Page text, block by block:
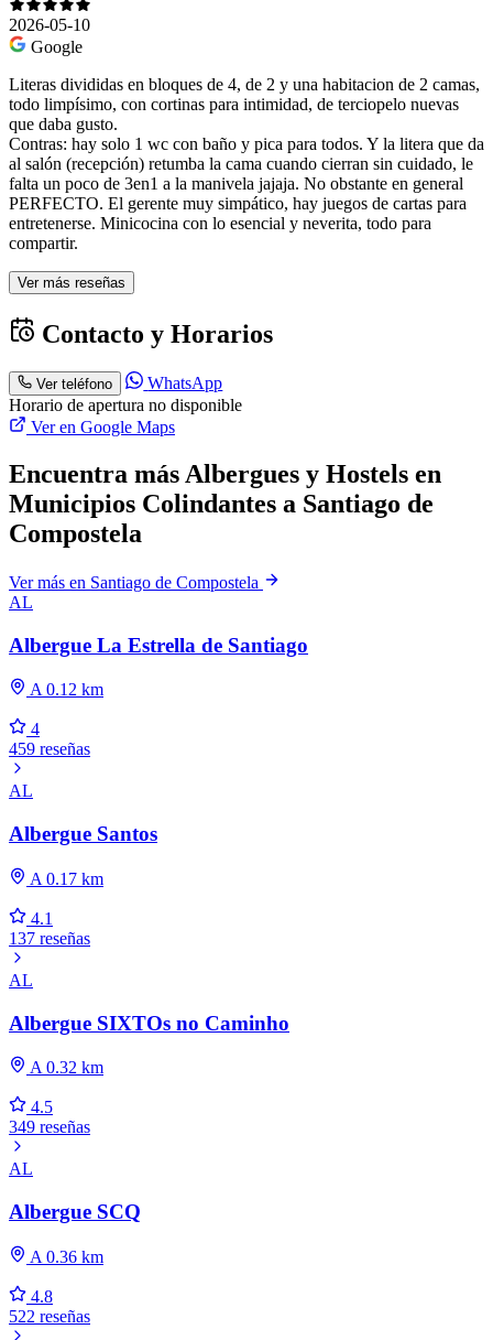
2026-05-10
Google
Literas divididas en bloques de 4, de 2 y una habitacion de 2 camas,
todo limpísimo, con cortinas para intimidad, de terciopelo nuevas
que daba gusto.
Contras: hay solo 1 wc con baño y pica para todos. Y la litera que da
al salón (recepción) retumba la cama cuando cierran sin cuidado, le
falta un poco de 3en1 a la manivela jajaja. No obstante en general
PERFECTO. El gerente muy simpático, hay juegos de cartas para
entretenerse. Minicocina con lo esencial y neverita, todo para
compartir.
Ver más reseñas
Contacto y Horarios
Ver teléfono
WhatsApp
Horario de apertura no disponible
Ver en Google Maps
Encuentra más Albergues y Hostels en
Municipios Colindantes a Santiago de
Compostela
Ver más en Santiago de Compostela
AL
Albergue La Estrella de Santiago
A 0.12 km
4
459 reseñas
AL
Albergue Santos
A 0.17 km
4.1
137 reseñas
AL
Albergue SIXTOs no Caminho
A 0.32 km
4.5
349 reseñas
AL
Albergue SCQ
A 0.36 km
4.8
522 reseñas